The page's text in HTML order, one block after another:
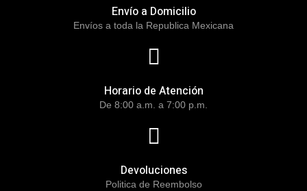
Envío a Domicilio
Envíos a toda la Republica Mexicana
Horario de Atención
De 8:00 a.m. a 7:00 p.m.
Devoluciones
Politica de Reembolso